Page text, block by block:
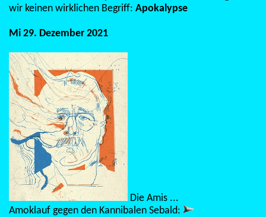
wir keinen wirklichen Begriff: Apokalypse
Mi 29. Dezember 2021
Die Amis ...
Amoklauf gegen den Kannibalen Sebald: